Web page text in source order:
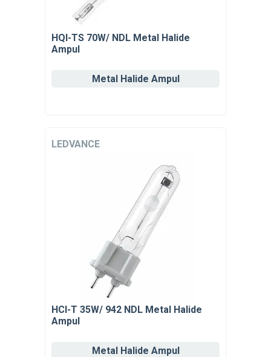
HQI-TS 70W/ NDL Metal Halide
Ampul
Metal Halide Ampul
LEDVANCE
HCI-T 35W/ 942 NDL Metal Halide
Ampul
Metal Halide Ampul